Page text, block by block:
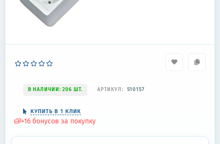
В НАЛИЧИИ: 206 ШТ. АРТИКУЛ: 510157
КУПИТЬ В 1 КЛИК
+16 бонусов за покупку